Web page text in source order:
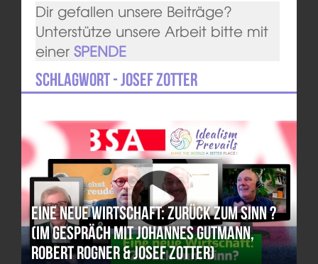
Dir gefallen unsere Beiträge?
Unterstütze unsere Arbeit bitte mit
einer SPENDE
Schlagwort - Josef Zotter
Eine neue Wirtschaft: Zurück zum Sinn ?
(Im Gespräch mit Johannes Gutmann,
Robert Rogner & Josef Zotter)